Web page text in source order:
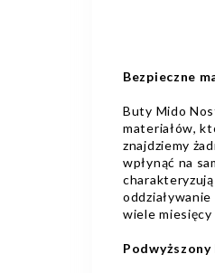
Bezpieczne
Buty Mido
materiałów,
znajdziemy
wpłynąć na
wiele